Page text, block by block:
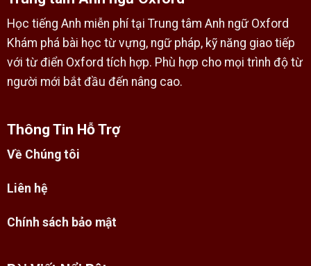
Học tiếng Anh miễn phí tại Trung tâm Anh ngữ Oxford
Khám phá bài học từ vựng, ngữ pháp, kỹ năng giao tiếp
với từ điển Oxford tích hợp. Phù hợp cho mọi trình độ từ
người mới bắt đầu đến nâng cao.
Thông Tin Hỗ Trợ
Về Chúng tôi
Liên hệ
Chính sách bảo mật